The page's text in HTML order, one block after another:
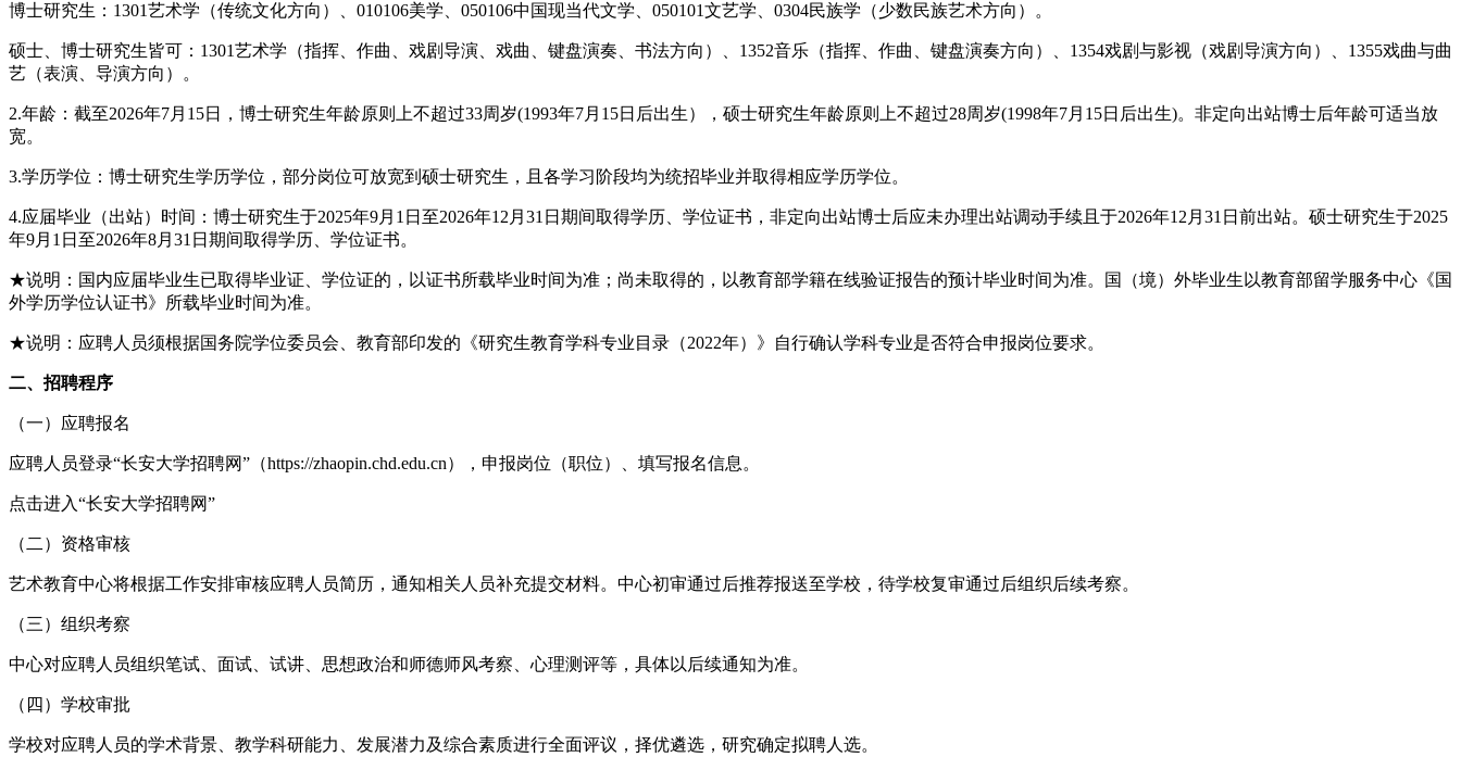
博士研究生：1301艺术学（传统文化方向）、010106美学、050106中国现当代文学、050101文艺学、0304民族学（少数民族艺术方向）。
硕士、博士研究生皆可：1301艺术学（指挥、作曲、戏剧导演、戏曲、键盘演奏、书法方向）、1352音乐（指挥、作曲、键盘演奏方向）、1354戏剧与影视（戏剧导演方向）、1355戏曲与曲
艺（表演、导演方向）。
2.年龄：截至2026年7月15日，博士研究生年龄原则上不超过33周岁(1993年7月15日后出生），硕士研究生年龄原则上不超过28周岁(1998年7月15日后出生)。非定向出站博士后年龄可适当放
宽。
3.学历学位：博士研究生学历学位，部分岗位可放宽到硕士研究生，且各学习阶段均为统招毕业并取得相应学历学位。
4.应届毕业（出站）时间：博士研究生于2025年9月1日至2026年12月31日期间取得学历、学位证书，非定向出站博士后应未办理出站调动手续且于2026年12月31日前出站。硕士研究生于2025
年9月1日至2026年8月31日期间取得学历、学位证书。
★说明：国内应届毕业生已取得毕业证、学位证的，以证书所载毕业时间为准；尚未取得的，以教育部学籍在线验证报告的预计毕业时间为准。国（境）外毕业生以教育部留学服务中心《国
外学历学位认证书》所载毕业时间为准。
★说明：应聘人员须根据国务院学位委员会、教育部印发的《研究生教育学科专业目录（2022年）》自行确认学科专业是否符合申报岗位要求。
二、招聘程序
（一）应聘报名
应聘人员登录“长安大学招聘网”（https://zhaopin.chd.edu.cn），申报岗位（职位）、填写报名信息。
点击进入“长安大学招聘网”
（二）资格审核
艺术教育中心将根据工作安排审核应聘人员简历，通知相关人员补充提交材料。中心初审通过后推荐报送至学校，待学校复审通过后组织后续考察。
（三）组织考察
中心对应聘人员组织笔试、面试、试讲、思想政治和师德师风考察、心理测评等，具体以后续通知为准。
（四）学校审批
学校对应聘人员的学术背景、教学科研能力、发展潜力及综合素质进行全面评议，择优遴选，研究确定拟聘人选。